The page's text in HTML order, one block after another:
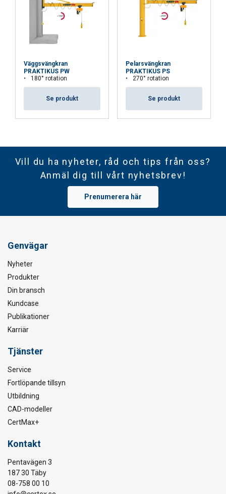
Väggsvängkran
PRAKTIKUS PW
180° rotation
Se produkt
Pelarsvängkran
PRAKTIKUS PS
270° rotation
Se produkt
Vill du ha nyheter, råd och tips från oss?
Anmäl dig till vårt nyhetsbrev!
Prenumerera här
Genvägar
Nyheter
Produkter
Din bransch
Kundcase
Publikationer
Karriär
Tjänster
Service
Fortlöpande tillsyn
Utbildning
CAD-modeller
CertMax+
Kontakt
Pentavägen 3
187 30 Täby
08-758 00 10